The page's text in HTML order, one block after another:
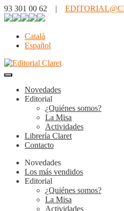
93 301 00 62 |
Català
Español
Novedades
Editorial
¿Quiénes somos?
La Misa
Actividades
Librería Claret
Contacto
Novedades
Los más vendidos
Editorial
¿Quiénes somos?
La Misa
Actividades